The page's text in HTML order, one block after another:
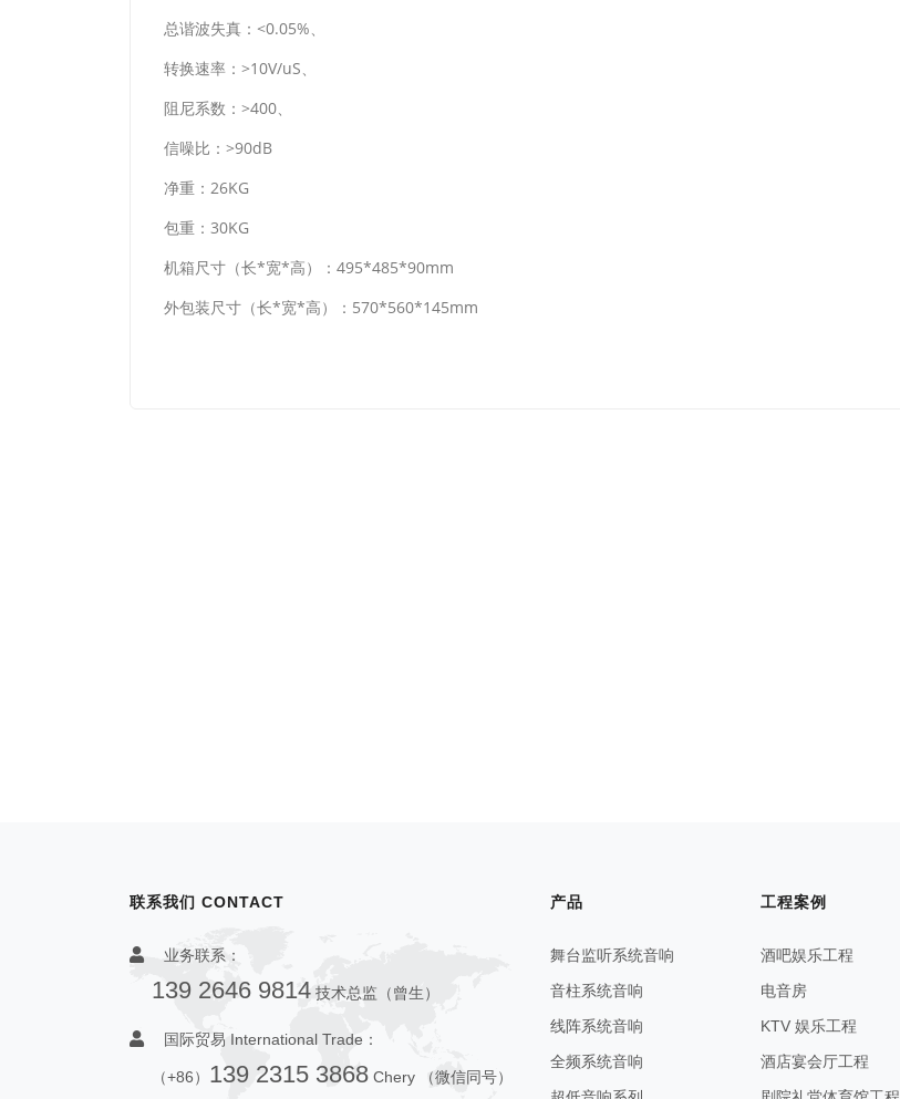
总谐波失真：<0.05%、
转换速率：>10V/uS、
阻尼系数：>400、
信噪比：>90dB
净重：26KG
包重：30KG
机箱尺寸（长*宽*高）：495*485*90mm
外包装尺寸（长*宽*高）：570*560*145mm
联系我们 CONTACT
业务联系：
139 2646 9814 技术总监（曾生）
国际贸易 International Trade：
（+86） 139 2315 3868 Chery （微信同号）
产品
舞台监听系统音响
音柱系统音响
线阵系统音响
全频系统音响
工程案例
酒吧娱乐工程
电音房
KTV 娱乐工程
酒店宴会厅工程